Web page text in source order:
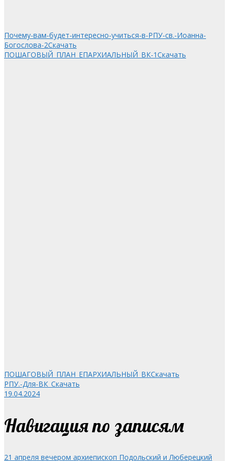
Почему-вам-будет-интересно-учиться-в-РПУ-св.-Иоанна-
Богослова-2Скачать
ПОШАГОВЫЙ_ПЛАН_ЕПАРХИАЛЬНЫЙ_ВК-1Скачать
ПОШАГОВЫЙ_ПЛАН_ЕПАРХИАЛЬНЫЙ_ВКСкачать
РПУ.-Для-ВК_ Скачать
19.04.2024
Навигация по записям
21 апреля вечером архиепископ Подольский и Люберецкий